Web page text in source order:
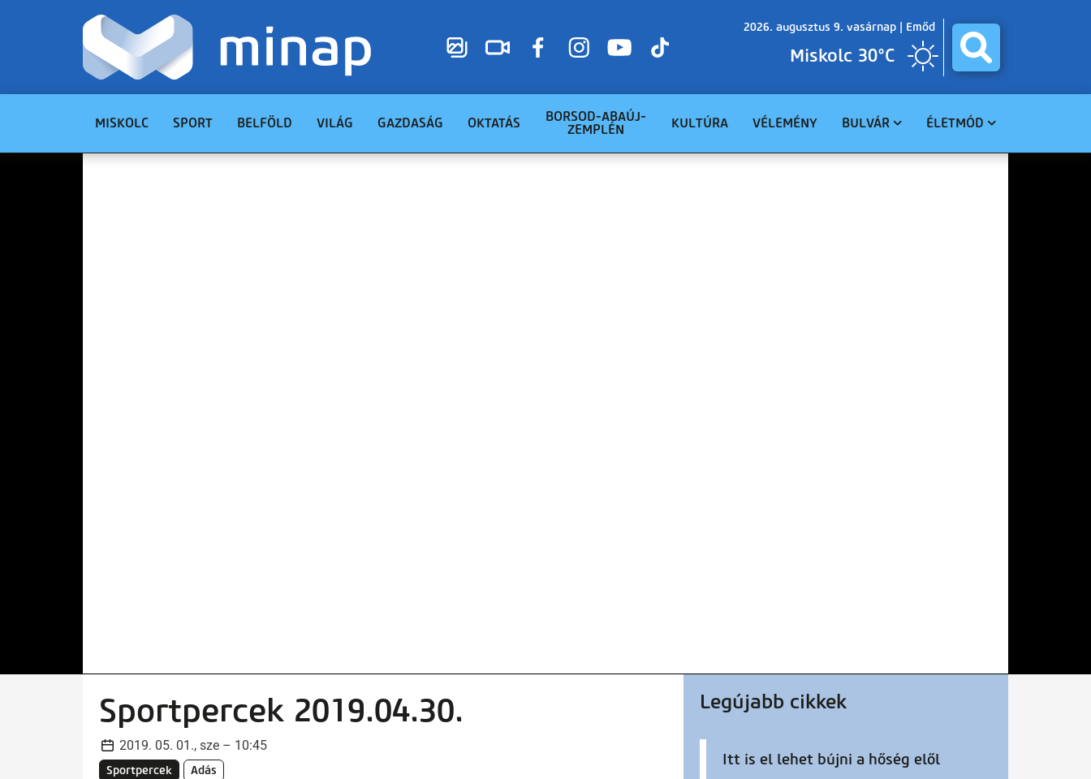
2026. augusztus 9. vasárnap | Emőd
Miskolc 30°C
MISKOLC SPORT BELFÖLD VILÁG GAZDASÁG OKTATÁS
BORSOD-ABAÚJ-
ZEMPLÉN
KULTÚRA VÉLEMÉNY BULVÁR
BALESET
ÉLETMÓD
GASZTRO
Sportpercek 2019.04.30.
2019. 05. 01., sze – 10:45
Sportpercek Adás
Legújabb cikkek
Itt is el lehet bújni a hőség elől